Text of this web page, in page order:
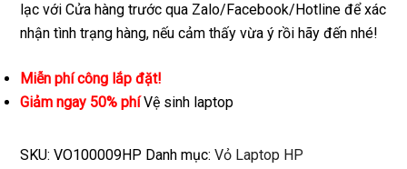
lạc với Cửa hàng trước qua Zalo/Facebook/Hotline để xác
nhận tình trạng hàng, nếu cảm thấy vừa ý rồi hãy đến nhé!
Miễn phí công lắp đặt!
Giảm ngay 50% phíVệ sinh laptop
SKU:VO100009HP Danh mục:Vỏ Laptop HP